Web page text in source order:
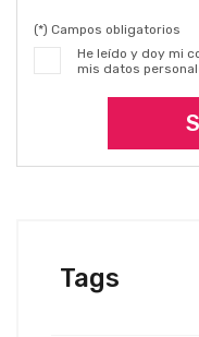
(*) Campos obligatorios
He leído y doy mi
mis datos
Tags